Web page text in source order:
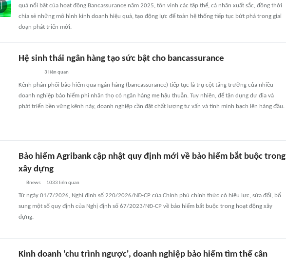
quả nổi bật của hoạt động Bancassurance năm 2025, tôn vinh các tập thể, cá nhân xuất sắc, đồng thời
chia sẻ những mô hình kinh doanh hiệu quả, tạo động lực để toàn hệ thống tiếp tục bứt phá trong giai
đoạn phát triển mới.
Hệ sinh thái ngân hàng tạo sức bật cho bancassurance
3 liên quan
Kênh phân phối bảo hiểm qua ngân hàng (bancassurance) tiếp tục là trụ cột tăng trưởng của nhiều
doanh nghiệp bảo hiểm phi nhân thọ có ngân hàng mẹ hậu thuẫn. Tuy nhiên, để tận dụng dư địa và
phát triển bền vững kênh này, doanh nghiệp cần đặt chất lượng tư vấn và tính minh bạch lên hàng đầu.
Bảo hiểm Agribank cập nhật quy định mới về bảo hiểm bắt buộc trong
xây dựng
Bnews 1033 liên quan
Từ ngày 01/7/2026, Nghị định số 220/2026/NĐ-CP của Chính phủ chính thức có hiệu lực, sửa đổi, bổ
sung một số quy định của Nghị định số 67/2023/NĐ-CP về bảo hiểm bắt buộc trong hoạt động xây
dựng.
Kinh doanh 'chu trình ngược', doanh nghiệp bảo hiểm tìm thế cân